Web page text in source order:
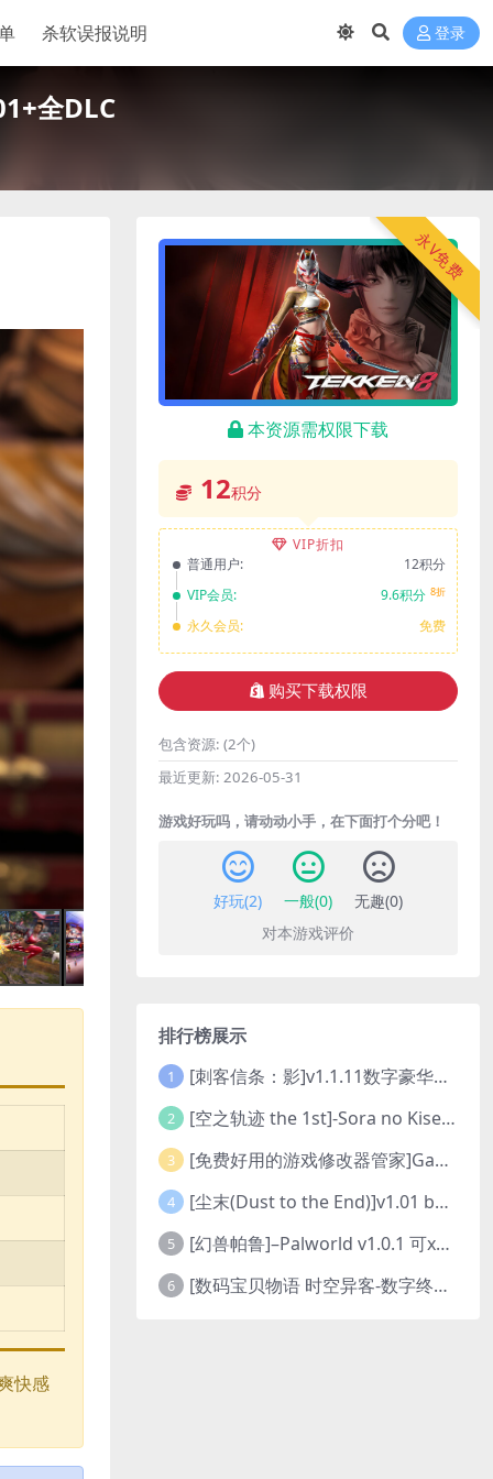
杀软误报说明 登录
全DLC
快感
永V免费
本资源需权限下载
12积分
VIP折扣
普通用户:
12积分
VIP会员:
9.6积分 8折
永久会员: 免费
购买下载权限
包含资源: (2个)
最近更新: 2026-05-31
游戏好玩吗，请动动小手，在下面打个分吧！
好玩(2) 一般(0) 无趣(0)
对本游戏评价
排行榜展示
1 [刺客信条：影]v1.1.11数字豪华版全DLC
2 [空之轨迹 the 1st]-Sora no Kiseki the 1st-更新至v1.06.4-全DLC
3 [免费好用的游戏修改器管家]Game Cheats Manager
4 [尘末(Dust to the End)]v1.01 build9321107
5 [幻兽帕鲁]–Palworld v1.0.1 可xbox联机
6 [数码宝贝物语 时空异客-数字终极版]- Digimon Story Time Stranger-Build.23514637